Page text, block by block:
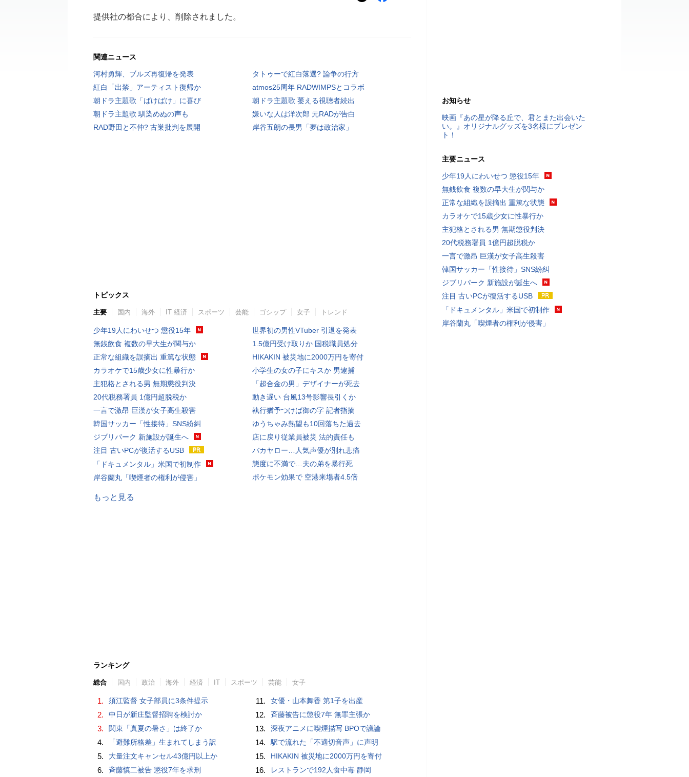
提供社の都合により、削除されました。
関連ニュース
河村勇輝、ブルズ再復帰を発表
タトゥーで紅白落選? 論争の行方
紅白「出禁」アーティスト復帰か
atmos25周年 RADWIMPSとコラボ
朝ドラ主題歌「ばけばけ」に喜び
朝ドラ主題歌 萎える視聴者続出
朝ドラ主題歌 馴染めぬの声も
嫌いな人は洋次郎 元RADが告白
RAD野田と不仲? 古巣批判を展開
岸谷五朗の長男「夢は政治家」
トピックス
主要 国内 海外 IT 経済 スポーツ 芸能 ゴシップ 女子 トレンド
少年19人にわいせつ 懲役15年
無銭飲食 複数の早大生が関与か
正常な組織を誤摘出 重篤な状態
カラオケで15歳少女に性暴行か
主犯格とされる男 無期懲役判決
20代税務署員 1億円超脱税か
一言で激昂 巨漢が女子高生殺害
韓国サッカー「性接待」SNS紛糾
ジブリパーク 新施設が誕生へ
注目 古いPCが復活するUSB
「ドキュメンタル」米国で初制作
岸谷蘭丸「喫煙者の権利が侵害」
世界初の男性VTuber 引退を発表
1.5億円受け取りか 国税職員処分
HIKAKIN 被災地に2000万円を寄付
小学生の女の子にキスか 男逮捕
「超合金の男」デザイナーが死去
動き遅い 台風13号影響長引くか
執行猶予つけば御の字 記者指摘
ゆうちゃみ熱望も10回落ちた過去
店に戻り従業員被災 法的責任も
バカヤロー…人気声優が別れ悲痛
態度に不満で…夫の弟を暴行死
ポケモン効果で 空港来場者4.5倍
もっと見る
ランキング
総合 国内 政治 海外 経済 IT スポーツ 芸能 女子
1. 須江監督 女子部員に3条件提示
2. 中日が新庄監督招聘を検討か
3. 関東「真夏の暑さ」は終了か
4. 「避難所格差」生まれてしまう訳
5. 大量注文キャンセル43億円以上か
6. 斉藤慎二被告 懲役7年を求刑
11. 女優・山本舞香 第1子を出産
12. 斉藤被告に懲役7年 無罪主張か
13. 深夜アニメに喫煙描写 BPOで議論
14. 駅で流れた「不適切音声」に声明
15. HIKAKIN 被災地に2000万円を寄付
16. レストランで192人食中毒 静岡
お知らせ
映画『あの星が降る丘で、君とまた出会いた
い。』オリジナルグッズを3名様にプレゼン
ト！
主要ニュース
少年19人にわいせつ 懲役15年
無銭飲食 複数の早大生が関与か
正常な組織を誤摘出 重篤な状態
カラオケで15歳少女に性暴行か
主犯格とされる男 無期懲役判決
20代税務署員 1億円超脱税か
一言で激昂 巨漢が女子高生殺害
韓国サッカー「性接待」SNS紛糾
ジブリパーク 新施設が誕生へ
注目 古いPCが復活するUSB
「ドキュメンタル」米国で初制作
岸谷蘭丸「喫煙者の権利が侵害」